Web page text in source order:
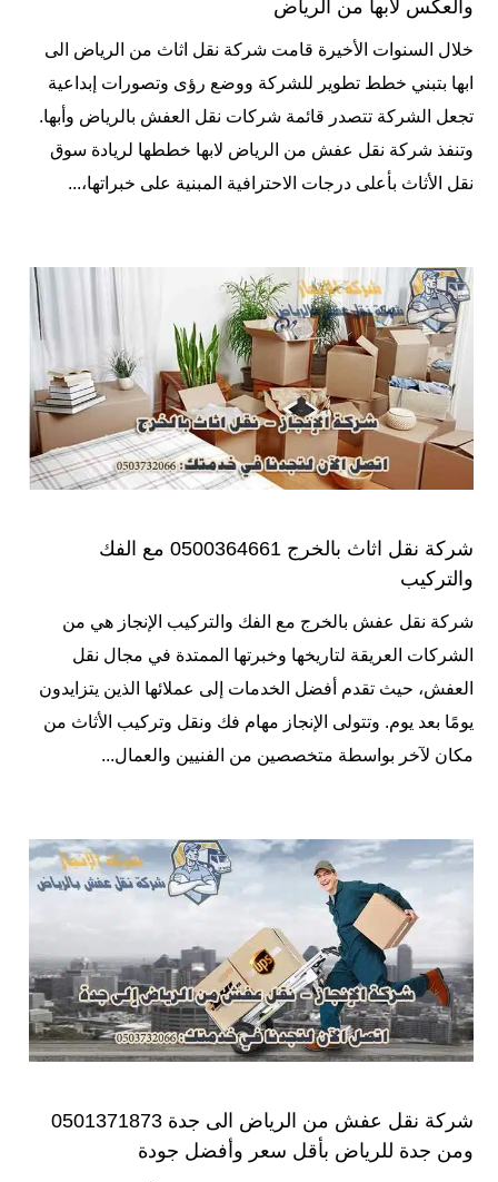
والعكس لابها من الرياض
خلال السنوات الأخيرة قامت شركة نقل اثاث من الرياض الى
ابها بتبني خطط تطوير للشركة ووضع رؤى وتصورات إبداعية
تجعل الشركة تتصدر قائمة شركات نقل العفش بالرياض وأبها.
وتنفذ شركة نقل عفش من الرياض لابها خططها لريادة سوق
نقل الأثاث بأعلى درجات الاحترافية المبنية على خبراتها،...
شركة نقل اثاث بالخرج 0500364661 مع الفك
والتركيب
شركة نقل عفش بالخرج مع الفك والتركيب الإنجاز هي من
الشركات العريقة لتاريخها وخبرتها الممتدة في مجال نقل
العفش، حيث تقدم أفضل الخدمات إلى عملائها الذين يتزايدون
يومًا بعد يوم. وتتولى الإنجاز مهام فك ونقل وتركيب الأثاث من
مكان لآخر بواسطة متخصصين من الفنيين والعمال...
شركة نقل عفش من الرياض الى جدة 0501371873
ومن جدة للرياض بأقل سعر وأفضل جودة